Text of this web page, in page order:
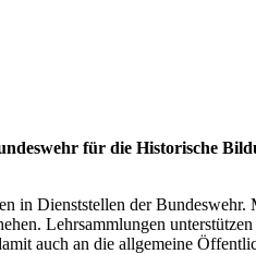
für die Historische
in Dienststellen der Bundeswehr.
Lehrsammlungen
auch an die allgemeine